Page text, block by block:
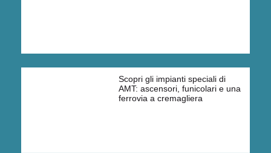
Scopri gli impianti speciali di
AMT: ascensori, funicolari e una
ferrovia a cremagliera